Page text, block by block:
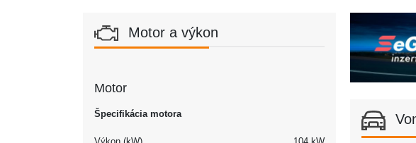
Motor a výkon
Motor
Špecifikácia motora